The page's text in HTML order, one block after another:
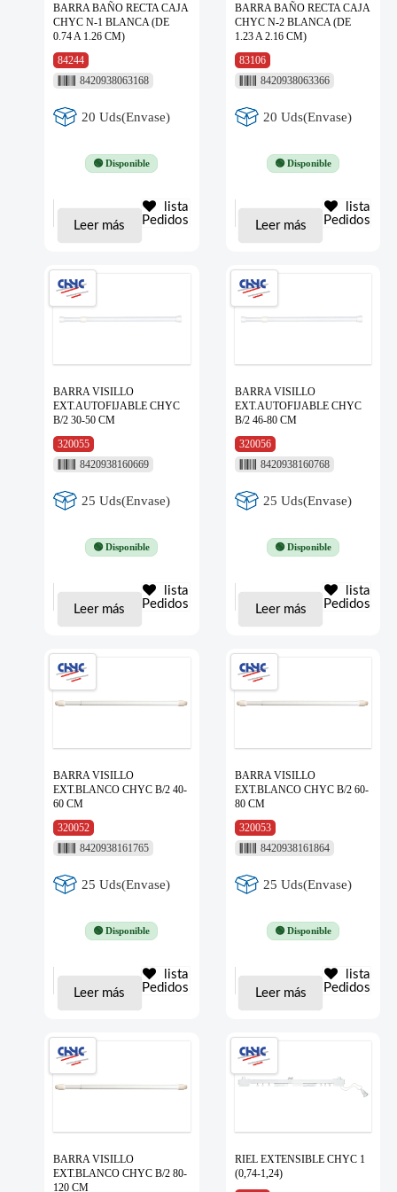
BARRA BAÑO RECTA CAJA
CHYC N-1 BLANCA (DE
0.74 A 1.26 CM)
84244
8420938063168
20 Uds(Envase)
🟢 Disponible
Leer más
lista
Pedidos
BARRA BAÑO RECTA CAJA
CHYC N-2 BLANCA (DE
1.23 A 2.16 CM)
83106
8420938063366
20 Uds(Envase)
🟢 Disponible
Leer más
lista
Pedidos
BARRA VISILLO
EXT.AUTOFIJABLE CHYC
B/2 30-50 CM
320055
8420938160669
25 Uds(Envase)
🟢 Disponible
Leer más
lista
Pedidos
BARRA VISILLO
EXT.AUTOFIJABLE CHYC
B/2 46-80 CM
320056
8420938160768
25 Uds(Envase)
🟢 Disponible
Leer más
lista
Pedidos
BARRA VISILLO
EXT.BLANCO CHYC B/2 40-
60 CM
320052
8420938161765
25 Uds(Envase)
🟢 Disponible
Leer más
lista
Pedidos
BARRA VISILLO
EXT.BLANCO CHYC B/2 60-
80 CM
320053
8420938161864
25 Uds(Envase)
🟢 Disponible
Leer más
lista
Pedidos
BARRA VISILLO
EXT.BLANCO CHYC B/2 80-
120 CM
RIEL EXTENSIBLE CHYC 1
(0,74-1,24)